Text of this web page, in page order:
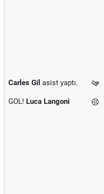
Carles Gil asist yaptı.
GOL! Luca Langoni